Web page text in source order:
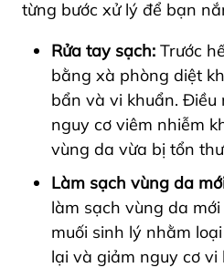
từng bước xử lý để bạn
Rửa tay sạch: Trước
bằng xà phòng diệt
bẩn và vi khuẩn. Điều
nguy cơ viêm nhiễm
vùng da vừa bị tổn
Làm sạch vùng da
làm sạch vùng da
muối sinh lý nhằm
lại và giảm nguy cơ